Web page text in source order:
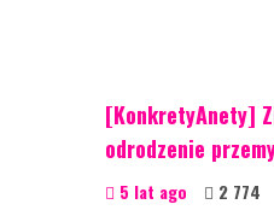
[KonkretyAnety]
odrodzenie
5 lat ago 2 774